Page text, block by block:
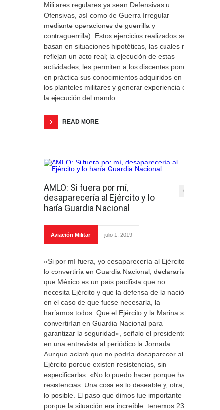
Militares regulares ya sean Defensivas u
Ofensivas, así como de Guerra Irregular
mediante operaciones de guerrilla y
contraguerrilla). Estos ejercicios realizados se
basan en situaciones hipotéticas, las cuales no
reflejan un acto real; la ejecución de estas
actividades, les permiten a los discentes poner
en práctica sus conocimientos adquiridos en
los planteles militares y generar experiencia en
la ejecución del mando.
READ MORE
AMLO: Si fuera por mí,
desaparecería al Ejército y lo
haría Guardia Nacional
0
Aviación Militar julio 1, 2019
«Si por mí fuera, yo desaparecería al Ejército y
lo convertiría en Guardia Nacional, declararía
que México es un país pacifista que no
necesita Ejército y que la defensa de la nación,
en el caso de que fuese necesaria, la
haríamos todos. Que el Ejército y la Marina se
convertirían en Guardia Nacional para
garantizar la seguridad«, señalo el presidente
en una entrevista al periódico la Jornada.
Aunque aclaró que no podría desaparecer al
Ejército porque existen resistencias, sin
especificarlas. «No lo puedo hacer porque hay
resistencias. Una cosa es lo deseable y, otra,
lo posible. El paso que dimos fue importante
porque la situación era increíble: tenemos 230